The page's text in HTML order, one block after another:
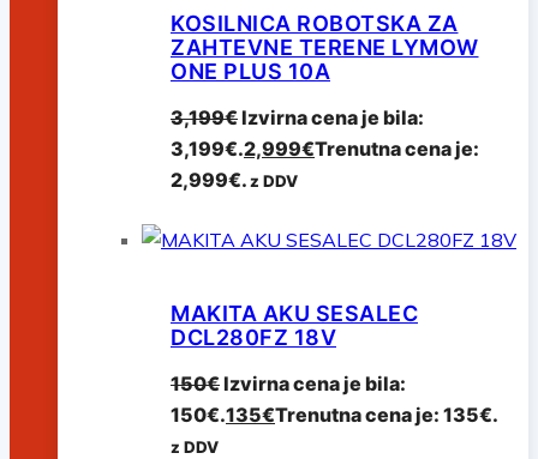
KOSILNICA ROBOTSKA ZA
ZAHTEVNE TERENE LYMOW
ONE PLUS 10A
3,199€Izvirna cena je bila:
3,199€.2,999€Trenutna cena je:
2,999€.z DDV
MAKITA AKU SESALEC
DCL280FZ 18V
150€Izvirna cena je bila:
150€.135€Trenutna cena je: 135€.
z DDV